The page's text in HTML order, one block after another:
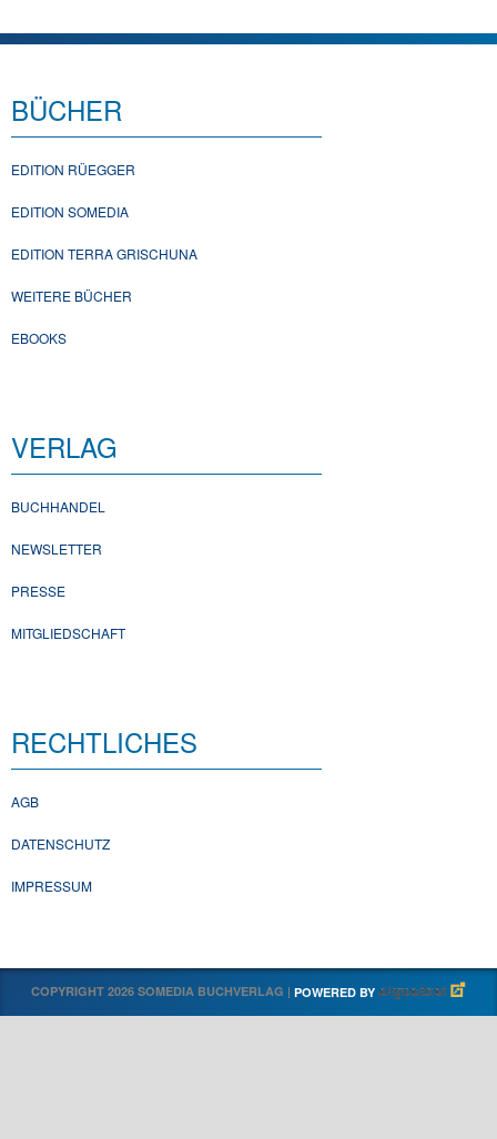
BÜCHER
EDITION RÜEGGER
EDITION SOMEDIA
EDITION TERRA GRISCHUNA
WEITERE BÜCHER
EBOOKS
VERLAG
BUCHHANDEL
NEWSLETTER
PRESSE
MITGLIEDSCHAFT
RECHTLICHES
AGB
DATENSCHUTZ
IMPRESSUM
COPYRIGHT 2026 SOMEDIA BUCHVERLAG | POWERED BY